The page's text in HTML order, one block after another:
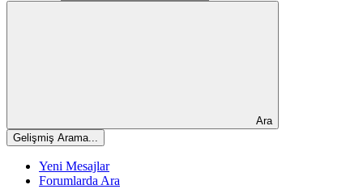
Ara
Gelişmiş Arama...
Yeni Mesajlar
Forumlarda Ara